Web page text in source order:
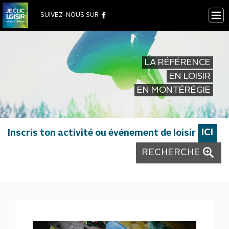
×
SUIVEZ-NOUS SUR
LA RÉFÉRENCE
EN LOISIR
EN MONTÉRÉGIE
Inscris ton activité ou événement de loisir ICI
RECHERCHE